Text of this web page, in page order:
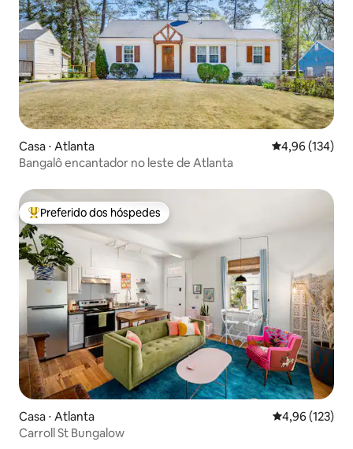
Casa ⋅ Atlanta 4,96 de uma
4,96 (134)
Bangalô encantador no leste de Atlanta
Entre os melhores preferidos dos hóspedes
Preferido dos hóspedes
Casa ⋅ Atlanta 4,96 de uma
4,96 (123)
Carroll St Bungalow